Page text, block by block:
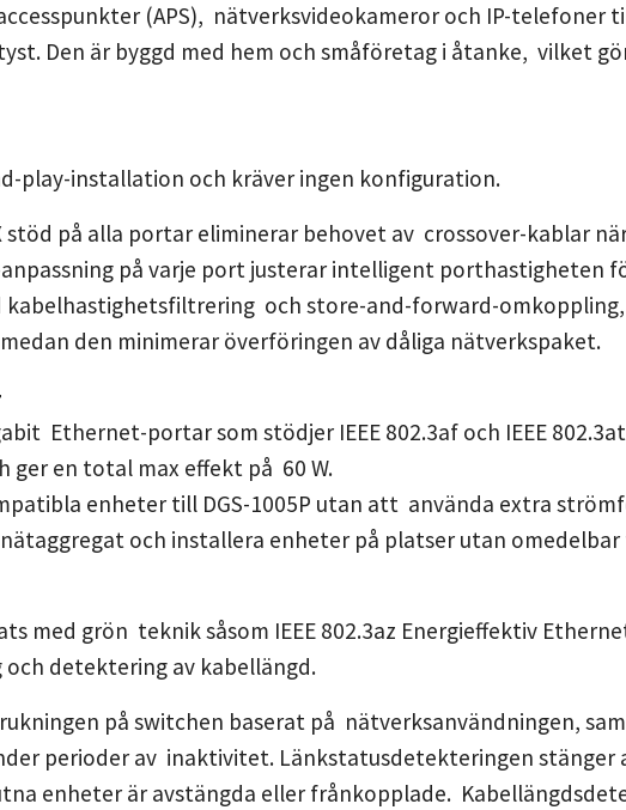
(APS), nätverksvideokameror och IP-telefoner
Den är byggd med hem och småföretag i åtanke, vilket
play-installation och kräver ingen konfiguration.
stöd på alla portar eliminerar behovet av crossover-kablar
på varje port justerar intelligent porthastigheten
kabelhastighetsfiltrering och store-and-forward-omkoppling,
den minimerar överföringen av dåliga nätverkspaket.
Ethernet-portar som stödjer IEEE 802.3af och IEEE
ger en total max effekt på 60 W.
enheter till DGS-1005P utan att använda extra
och installera enheter på platser utan
med grön teknik såsom IEEE 802.3az Energieffektiv
detektering av kabellängd.
på switchen baserat på nätverksanvändningen,
perioder av inaktivitet. Länkstatusdetekteringen stänger
enheter är avstängda eller frånkopplade.